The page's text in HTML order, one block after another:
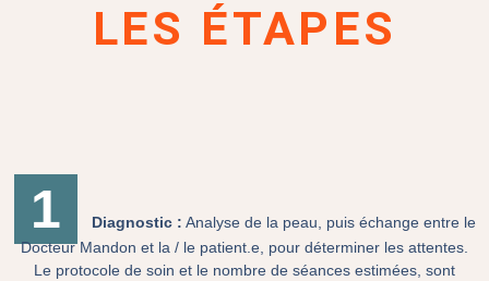
LES ÉTAPES
1 Diagnostic : Analyse de la peau, puis échange entre le
Docteur Mandon et la / le patient.e, pour déterminer les attentes.
Le protocole de soin et le nombre de séances estimées, sont